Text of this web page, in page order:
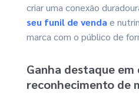
criar uma conexão
seu funil de venda e
marca com o público de
Ganha destaque em
reconhecimento de